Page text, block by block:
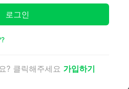
인화
로그인
? 클릭해주세요 가입하기